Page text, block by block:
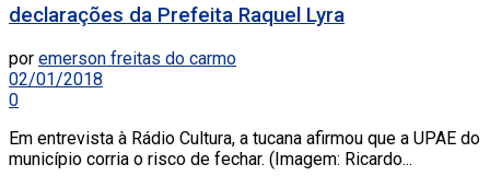
declarações da Prefeita Raquel Lyra
por emerson freitas do carmo
02/01/2018
0
Em entrevista à Rádio Cultura, a tucana afirmou que a UPAE do
município corria o risco de fechar. (Imagem: Ricardo...